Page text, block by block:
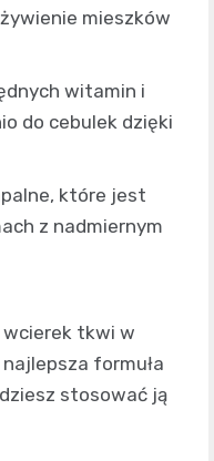
mieszków
witamin i
do cebulek dzięki
które jest
z nadmiernym
tkwi w
formuła
stosować ją